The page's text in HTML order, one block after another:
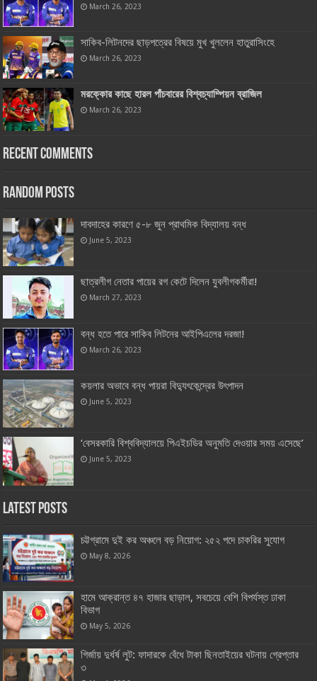
March 26, 2023
সাকিব-লিটনদের ছাড়পত্রের বিষয়ে মুখ খুললেন হাতুরাসিংহে
March 26, 2023
মরক্কোর কাছে হারল পাঁচবারের বিশ্বচ্যাম্পিয়ন ব্রাজিল
March 26, 2023
Recent Comments
Random Posts
দাবদাহের কারণে ৫-৮ জুন প্রাথমিক বিদ্যালয় বন্ধ
June 5, 2023
ছাত্রলীগ নেতার পায়ের রগ কেটে দিলেন যুবলীগকর্মীরা!
March 27, 2023
বন্ধ হতে পারে সাকিব লিটনের আইপিএলের দরজা!
March 26, 2023
কয়লার অভাবে বন্ধ পায়রা বিদ্যুৎকেন্দ্রের উৎপাদন
June 5, 2023
‘বেসরকারি বিশ্ববিদ্যালয়ে পিএইচডির অনুমতি দেওয়ার সময় এসেছে’
June 5, 2023
Latest Posts
চট্টগ্রামে দুই কর অঞ্চলে বড় নিয়োগ: ২৫২ পদে চাকরির সুযোগ
May 8, 2026
হামে আক্রান্ত ৪৭ হাজার ছাড়াল, সবচেয়ে বেশি বিপর্যস্ত ঢাকা
বিভাগ
May 5, 2026
গির্জায় দুর্ধর্ষ লুট: ফাদারকে বেঁধে টাকা ছিনতাইয়ের ঘটনায় গ্রেপ্তার
৩